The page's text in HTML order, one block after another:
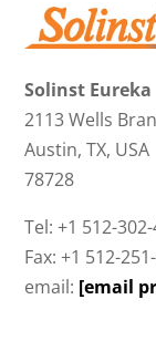
Solinst Eureka
2113 Wells
Austin, TX, USA
78728
Tel: +1 512-
Fax: +1 512-
email: [email